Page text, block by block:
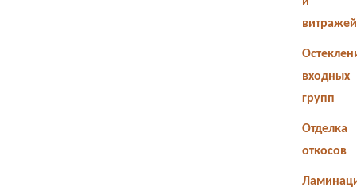
витражей
входных
групп
Отделка
откосов